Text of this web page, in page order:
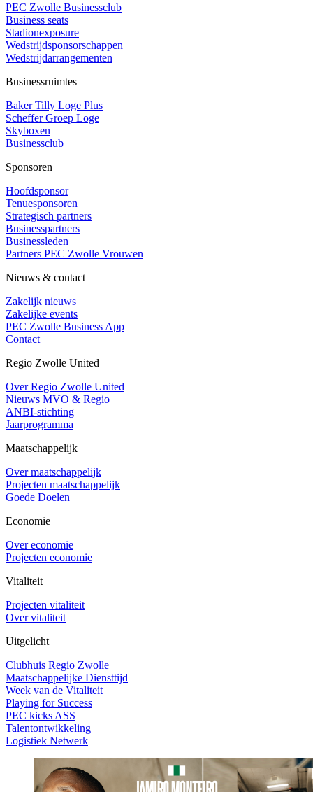
PEC Zwolle Businessclub
Business seats
Stadionexposure
Wedstrijdsponsorschappen
Wedstrijdarrangementen
Businessruimtes
Baker Tilly Loge Plus
Scheffer Groep Loge
Skyboxen
Businessclub
Sponsoren
Hoofdsponsor
Tenuesponsoren
Strategisch partners
Businesspartners
Businessleden
Partners PEC Zwolle Vrouwen
Nieuws & contact
Zakelijk nieuws
Zakelijke events
PEC Zwolle Business App
Contact
Regio Zwolle United
Over Regio Zwolle United
Nieuws MVO & Regio
ANBI-stichting
Jaarprogramma
Maatschappelijk
Over maatschappelijk
Projecten maatschappelijk
Goede Doelen
Economie
Over economie
Projecten economie
Vitaliteit
Projecten vitaliteit
Over vitaliteit
Uitgelicht
Clubhuis Regio Zwolle
Maatschappelijke Diensttijd
Week van de Vitaliteit
Playing for Success
PEC kicks ASS
Talentontwikkeling
Logistiek Netwerk